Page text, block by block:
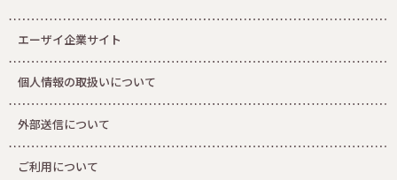
エーザイ企業サイト
個人情報の取扱いについて
外部送信について
ご利用について